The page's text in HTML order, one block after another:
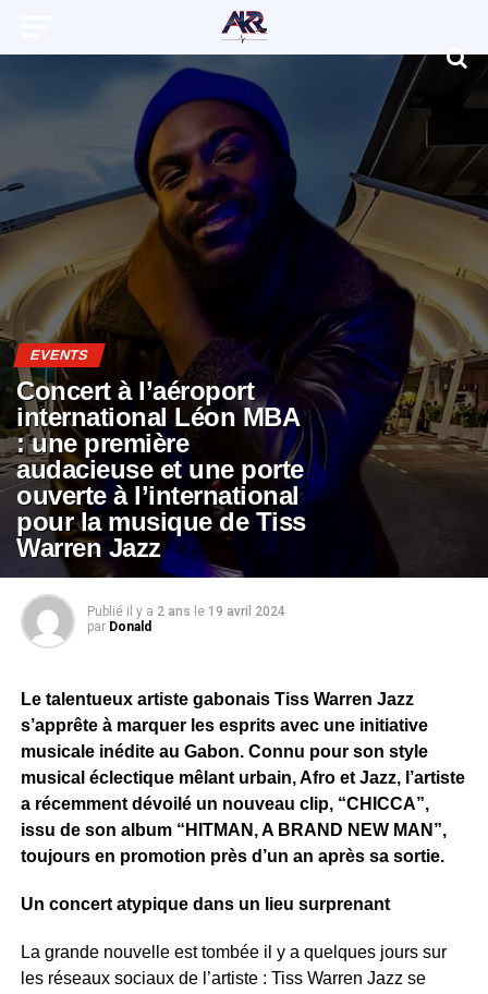
EVENTS
Concert à l’aéroport
international Léon MBA
: une première
audacieuse et une porte
ouverte à l’international
pour la musique de Tiss
Warren Jazz
Publié il y a 2 ans le 19 avril 2024
par Donald
Le talentueux artiste gabonais Tiss Warren Jazz
s’apprête à marquer les esprits avec une initiative
musicale inédite au Gabon. Connu pour son style
musical éclectique mêlant urbain, Afro et Jazz, l’artiste
a récemment dévoilé un nouveau clip, “CHICCA”,
issu de son album “HITMAN, A BRAND NEW MAN”,
toujours en promotion près d’un an après sa sortie.
Un concert atypique dans un lieu surprenant
La grande nouvelle est tombée il y a quelques jours sur
les réseaux sociaux de l’artiste : Tiss Warren Jazz se